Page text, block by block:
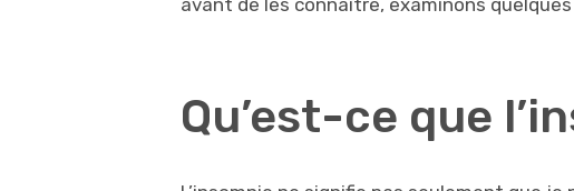
avant de les connaître, examinons
Qu’est-ce que